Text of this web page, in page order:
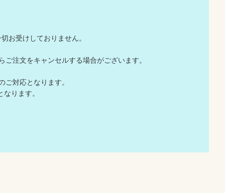
お受けしておりません。
注文をキャンセルする場合がございます。
対応となります。
なります。